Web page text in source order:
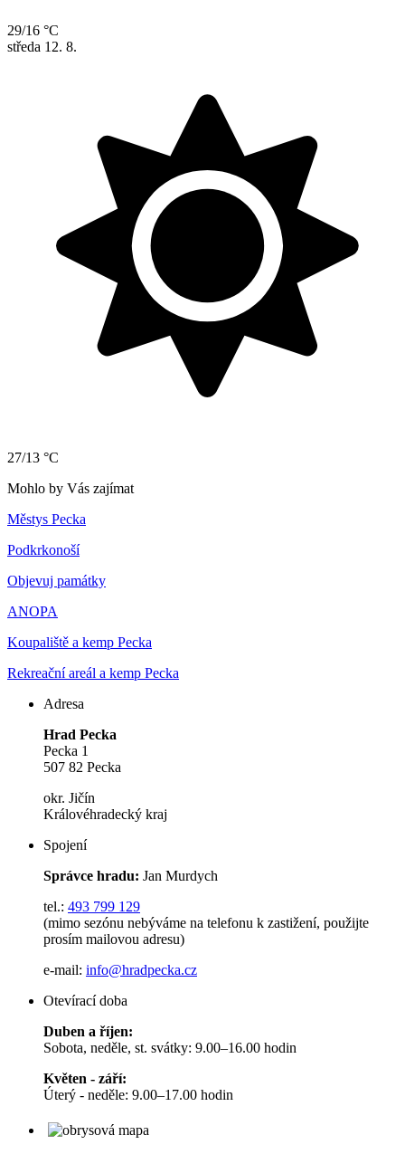
29/16 °C
středa 12. 8.
27/13 °C
Mohlo by Vás zajímat
Městys Pecka
Podkrkonoší
Objevuj památky
ANOPA
Koupaliště a kemp Pecka
Rekreační areál a kemp Pecka
Adresa
Hrad Pecka
Pecka 1
507 82 Pecka
okr. Jičín
Královéhradecký kraj
Spojení
Správce hradu: Jan Murdych
tel.: 493 799 129
(mimo sezónu nebýváme na telefonu k zastižení, použijte
prosím mailovou adresu)
e-mail: info@hradpecka.cz
Otevírací doba
Duben a říjen:
Sobota, neděle, st. svátky: 9.00–16.00 hodin
Květen - září:
Úterý - neděle: 9.00–17.00 hodin